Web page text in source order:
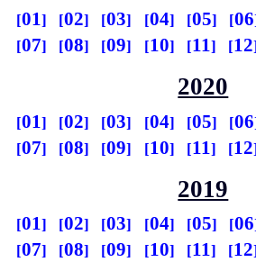
01 02 03 04 05
06
07
08 09 10 11 12
2020
01 02 03 04 05
06
07
08 09 10 11 12
2019
01 02 03 04 05
06
07
08 09 10 11 12